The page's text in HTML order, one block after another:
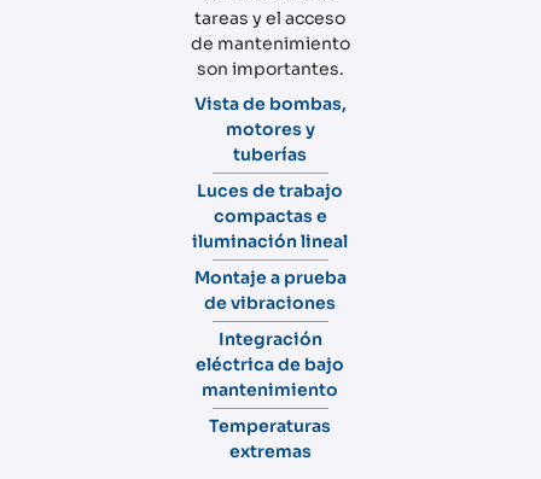
tareas y el acceso
de mantenimiento
son importantes.
Vista de bombas,
motores y
tuberías
Luces de trabajo
compactas e
iluminación lineal
Montaje a prueba
de vibraciones
Integración
eléctrica de bajo
mantenimiento
Temperaturas
extremas